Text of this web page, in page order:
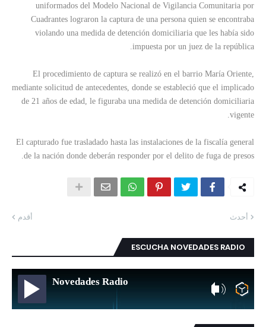
uniformados del Modelo Nacional de Vigilancia Comunitaria por
Cuadrantes lograron la captura de una persona quien se encontraba
violando una medida de detención domiciliaria que les había sido
impuesta por un juez de la república.
El procedimiento de captura se realizó en el barrio María Oriente,
mediante solicitud de antecedentes, donde se estableció que el implicado
de 21 años de edad, le figuraba una medida de detención domiciliaria
vigente.
El capturado fue trasladado hasta las instalaciones de la fiscalía general
de la nación donde deberán responder por el delito de fuga de presos.
أحدث أقدم
ESCUCHA NOVEDADES RADIO
Novedades Radio